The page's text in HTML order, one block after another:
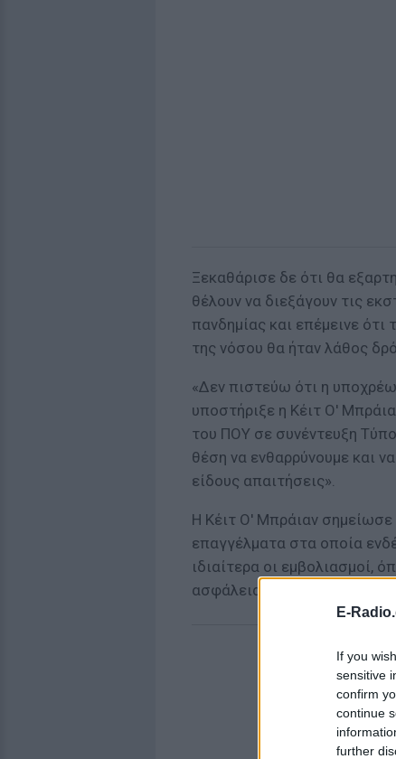
E-
If you
sensitive
confirm
continue
further
Ξεκαθάρισε δε ότι θα
θέλουν να διεξάγουν τις
πανδημίας και επέμεινε
της νόσου θα ήταν λάθος
«Δεν πιστεύω ότι η
υποστήριξε η Κέιτ Ο'
του ΠΟΥ σε συνέντευξη
θέση να ενθαρρύνουμε και
είδους απαιτήσεις».
Η Κέιτ Ο' Μπράιαν σημείωσε
επαγγέλματα στα οποία
ιδιαίτερα οι εμβολιασμοί,
ασφάλεια τόσο του